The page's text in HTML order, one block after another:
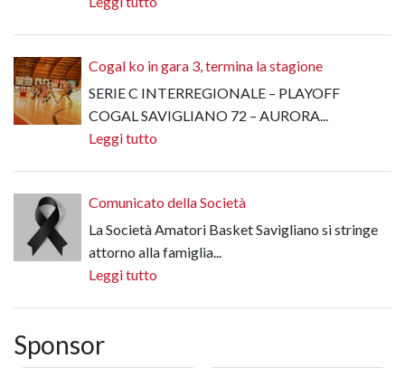
Cogal ko in gara 3, termina la stagione
SERIE C INTERREGIONALE – PLAYOFF
COGAL SAVIGLIANO 72 – AURORA...
Leggi tutto
Comunicato della Società
La Società Amatori Basket Savigliano si stringe
attorno alla famiglia...
Leggi tutto
Sponsor